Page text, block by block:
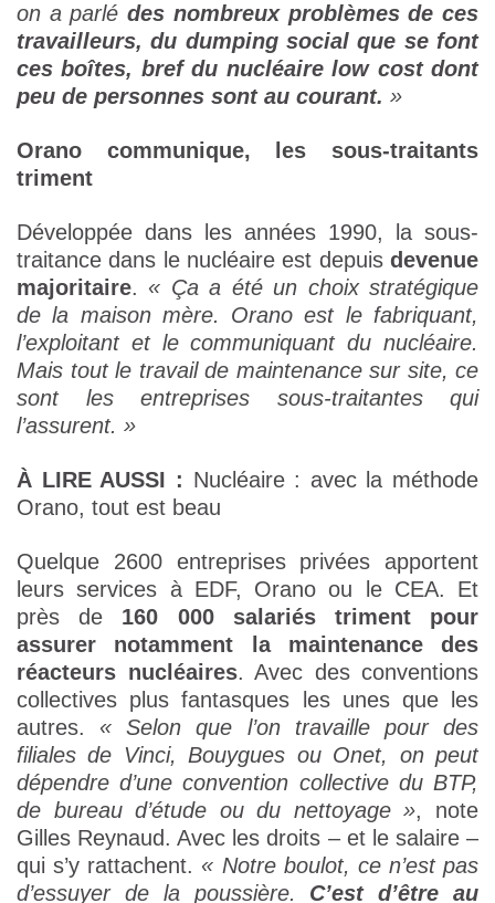
on a parlédes nombreux problèmes de ces
travailleurs, du dumping social que se font
ces boîtes, bref du nucléaire low cost dont
peu de personnes sont au courant. »
Orano communique, les sous-traitants
triment
Développée dans les années 1990, la sous-
traitance dans le nucléaire est depuis devenue
majoritaire. « Ça a été un choix stratégique
de la maison mère. Orano est le fabriquant,
l’exploitant et le communiquant du nucléaire.
Mais tout le travail de maintenance sur site, ce
sont les entreprises sous-traitantes qui
l’assurent. »
À LIRE AUSSI : Nucléaire : avec la méthode
Orano, tout est beau
Quelque 2600 entreprises privées apportent
leurs services à EDF, Orano ou le CEA. Et
près de 160 000 salariés triment pour
assurer notamment la maintenance des
réacteurs nucléaires. Avec des conventions
collectives plus fantasques les unes que les
autres. « Selon que l’on travaille pour des
filiales de Vinci, Bouygues ou Onet, on peut
dépendre d’une convention collective du BTP,
de bureau d’étude ou du nettoyage », note
Gilles Reynaud. Avec les droits – et le salaire –
qui s’y rattachent. « Notre boulot, ce n’est pas
d’essuyer de la poussière. C’est d’être au